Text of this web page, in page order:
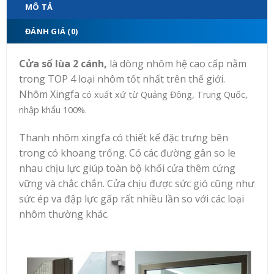
MÔ TẢ
ĐÁNH GIÁ (0)
Cửa sổ lùa 2 cánh, là dòng nhôm hệ cao cấp nằm
trong TOP 4 loại nhôm tốt nhất trên thế giới.
Nhôm Xingfa có xuất xứ từ Quảng Đông, Trung Quốc,
nhập khẩu 100%.
Thanh nhôm xingfa có thiết kế đặc trưng bên
trong có khoang trống. Có các đường gân so le
nhau chịu lực giúp toàn bộ khối cửa thêm cứng
vững và chắc chắn. Cửa chịu được sức gió cũng như
sức ép va đập lực gấp rất nhiều lần so với các loại
nhôm thường khác.